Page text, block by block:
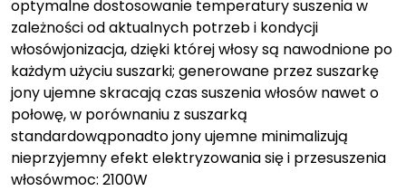
optymalne dostosowanie temperatury suszenia w
zależności od aktualnych potrzeb i kondycji
włosówjonizacja, dzięki której włosy są nawodnione po
każdym użyciu suszarki; generowane przez suszarkę
jony ujemne skracają czas suszenia włosów nawet o
połowę, w porównaniu z suszarką
standardowąponadto jony ujemne minimalizują
nieprzyjemny efekt elektryzowania się i przesuszenia
włosówmoc: 2100W